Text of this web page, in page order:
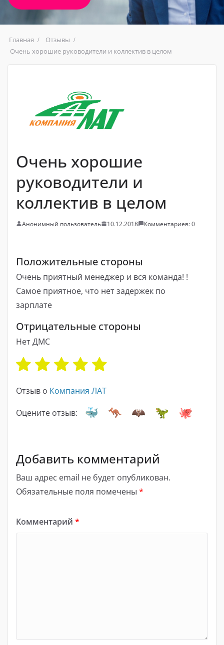
Главная
Отзывы
Очень хорошие руководители и коллектив в целом
Очень хорошие
руководители и
коллектив в целом
Анонимный пользователь 10.12.2018 Комментариев: 0
Положительные стороны
Очень приятный менеджер и вся команда! !
Самое приятное, что нет задержек по
зарплате
Отрицательные стороны
Нет ДМС
Отзыв о Компания ЛАТ
Оцените отзыв:
Добавить комментарий
Ваш адрес email не будет опубликован.
Обязательные поля помечены *
Комментарий *